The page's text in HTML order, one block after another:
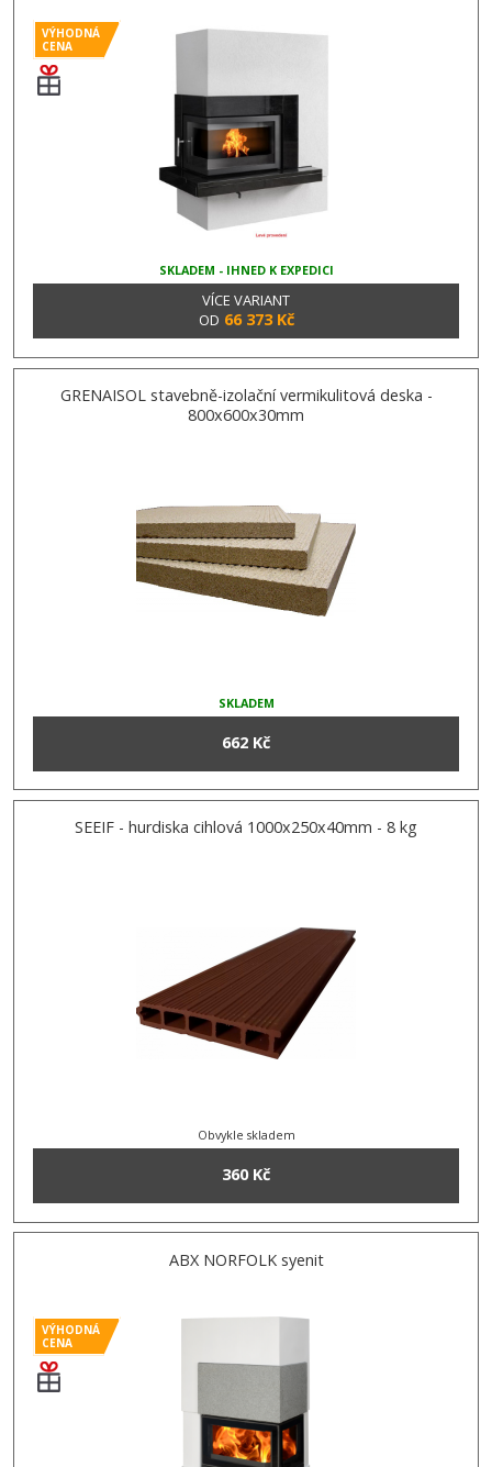
VÝHODNÁ
CENA
SKLADEM - IHNED K EXPEDICI
VÍCE VARIANT
OD 66 373 Kč
GRENAISOL stavebně-izolační vermikulitová deska -
800x600x30mm
SKLADEM
662 Kč
SEEIF - hurdiska cihlová 1000x250x40mm - 8 kg
Obvykle skladem
360 Kč
ABX NORFOLK syenit
VÝHODNÁ
CENA